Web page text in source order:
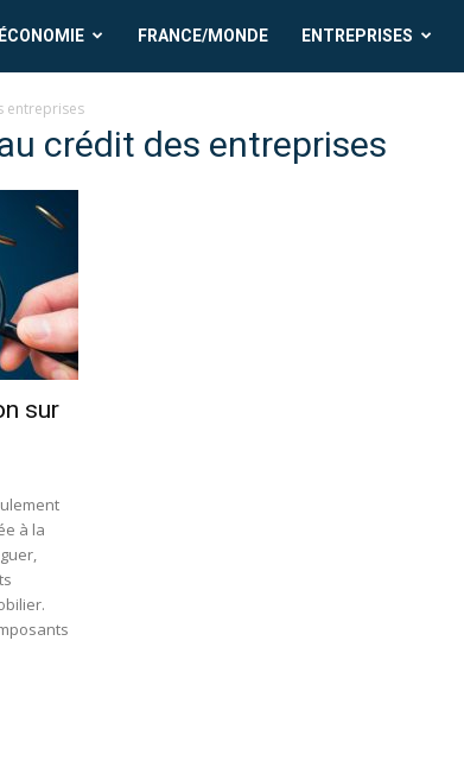
ÉCONOMIE FRANCE/MONDE ENTREPRISES
entreprises
crédit des entreprises
sur
à la